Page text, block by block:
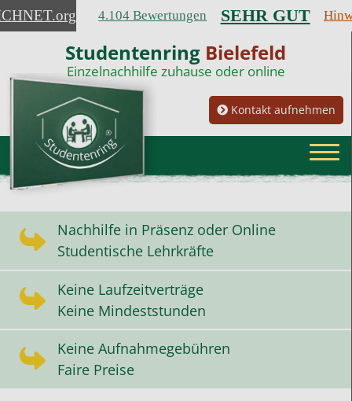
.org 4.104 Bewertungen SEHR GUT
Studentenring Bielefeld
Einzelnachhilfe zuhause oder online
Kontakt aufnehmen
Nachhilfe in Präsenz oder Online
Studentische Lehrkräfte
Keine Laufzeitverträge
Keine Mindeststunden
Keine Aufnahmegebühren
Faire Preise